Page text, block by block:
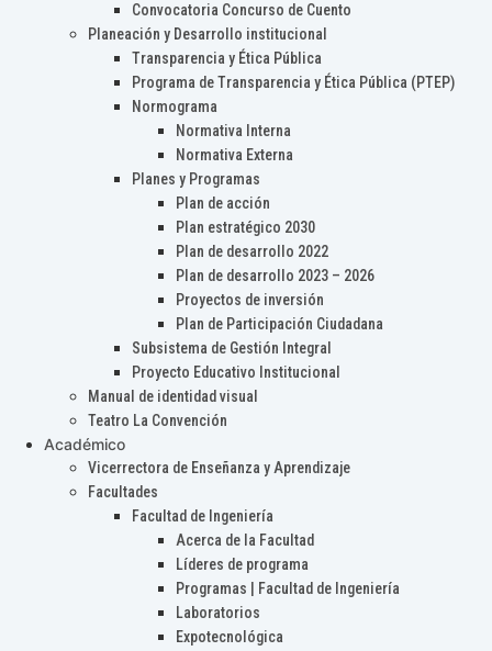
Convocatoria Concurso de Cuento
Planeación y Desarrollo institucional
Transparencia y Ética Pública
Programa de Transparencia y Ética Pública (PTEP)
Normograma
Normativa Interna
Normativa Externa
Planes y Programas
Plan de acción
Plan estratégico 2030
Plan de desarrollo 2022
Plan de desarrollo 2023 – 2026
Proyectos de inversión
Plan de Participación Ciudadana
Subsistema de Gestión Integral
Proyecto Educativo Institucional
Manual de identidad visual
Teatro La Convención
Académico
Vicerrectora de Enseñanza y Aprendizaje
Facultades
Facultad de Ingeniería
Acerca de la Facultad
Líderes de programa
Programas | Facultad de Ingeniería
Laboratorios
Expotecnológica